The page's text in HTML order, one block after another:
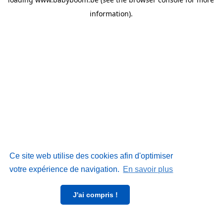
Ce site web utilise des cookies afin d'optimiser
votre expérience de navigation. En savoir plus
J'ai compris !
information).